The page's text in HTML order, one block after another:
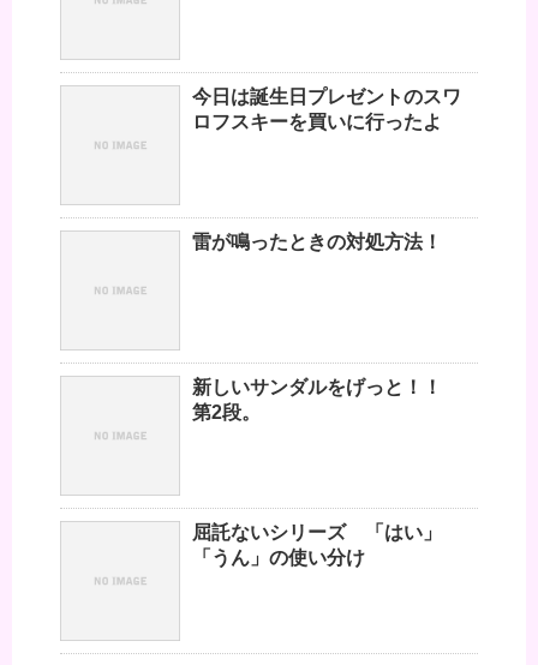
今日は誕生日プレゼントのスワ
ロフスキーを買いに行ったよ
雷が鳴ったときの対処方法！
新しいサンダルをげっと！！
第2段。
屈託ないシリーズ 「はい」
「うん」の使い分け